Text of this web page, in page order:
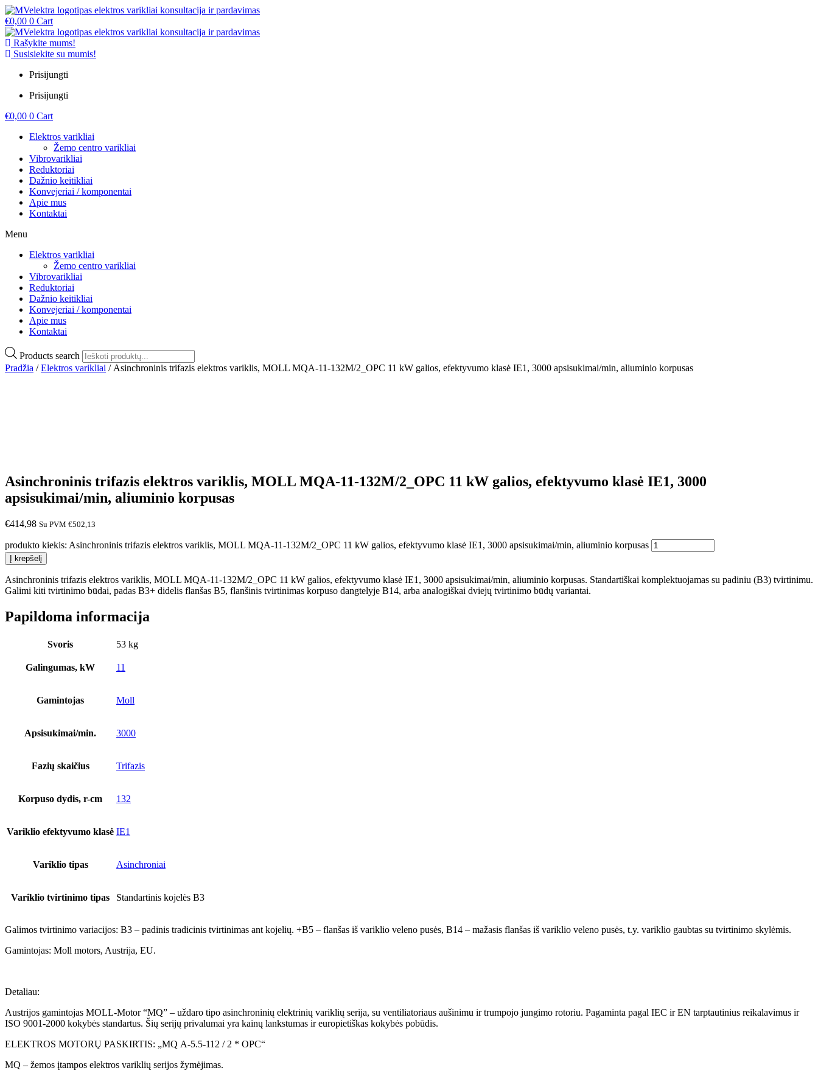
€0,00 0 Cart
Rašykite mums!
Susisiekite su mumis!
Prisijungti
Prisijungti
€0,00 0 Cart
Elektros varikliai
Žemo centro varikliai
Vibrovarikliai
Reduktoriai
Dažnio keitikliai
Konvejeriai / komponentai
Apie mus
Kontaktai
Menu
Elektros varikliai
Žemo centro varikliai
Vibrovarikliai
Reduktoriai
Dažnio keitikliai
Konvejeriai / komponentai
Apie mus
Kontaktai
Products search
Pradžia /Elektros varikliai / Asinchroninis trifazis elektros variklis, MOLL MQA-11-132M/2_OPC 11 kW galios, efektyvumo klasė IE1, 3000 apsisukimai/min, aliuminio korpusas
Asinchroninis trifazis elektros variklis, MOLL MQA-11-132M/2_OPC 11 kW galios, efektyvumo klasė IE1, 3000
apsisukimai/min, aliuminio korpusas
€414,98 Su PVM €502,13
produkto kiekis: Asinchroninis trifazis elektros variklis, MOLL MQA-11-132M/2_OPC 11 kW galios, efektyvumo klasė IE1, 3000 apsisukimai/min, aliuminio korpusas
Į krepšelį
Asinchroninis trifazis elektros variklis, MOLL MQA-11-132M/2_OPC 11 kW galios, efektyvumo klasė IE1, 3000 apsisukimai/min, aliuminio korpusas. Standartiškai komplektuojamas su padiniu (B3) tvirtinimu.
Galimi kiti tvirtinimo būdai, padas B3+ didelis flanšas B5, flanšinis tvirtinimas korpuso dangtelyje B14, arba analogiškai dviejų tvirtinimo būdų variantai.
Papildoma informacija
Svoris 53 kg
Galingumas, kW 11
Gamintojas Moll
Apsisukimai/min. 3000
Fazių skaičius Trifazis
Korpuso dydis, r-cm 132
Variklio efektyvumo klasė IE1
Variklio tipas Asinchroniai
Variklio tvirtinimo tipas Standartinis kojelės B3
Galimos tvirtinimo variacijos: B3 – padinis tradicinis tvirtinimas ant kojelių. +B5 – flanšas iš variklio veleno pusės, B14 – mažasis flanšas iš variklio veleno pusės, t.y. variklio gaubtas su tvirtinimo skylėmis.
Gamintojas: Moll motors, Austrija, EU.
Detaliau:
Austrijos gamintojas MOLL-Motor “MQ” – uždaro tipo asinchroninių elektrinių variklių serija, su ventiliatoriaus aušinimu ir trumpojo jungimo rotoriu. Pagaminta pagal IEC ir EN tarptautinius reikalavimus ir
ISO 9001-2000 kokybės standartus. Šių serijų privalumai yra kainų lankstumas ir europietiškas kokybės pobūdis.
ELEKTROS MOTORŲ PASKIRTIS: „MQ A-5.5-112 / 2 * OPC“
MQ – žemos įtampos elektros variklių serijos žymėjimas.